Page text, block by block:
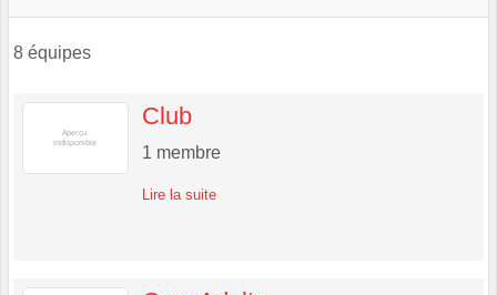
8 équipes
Club
1 membre
Lire la suite